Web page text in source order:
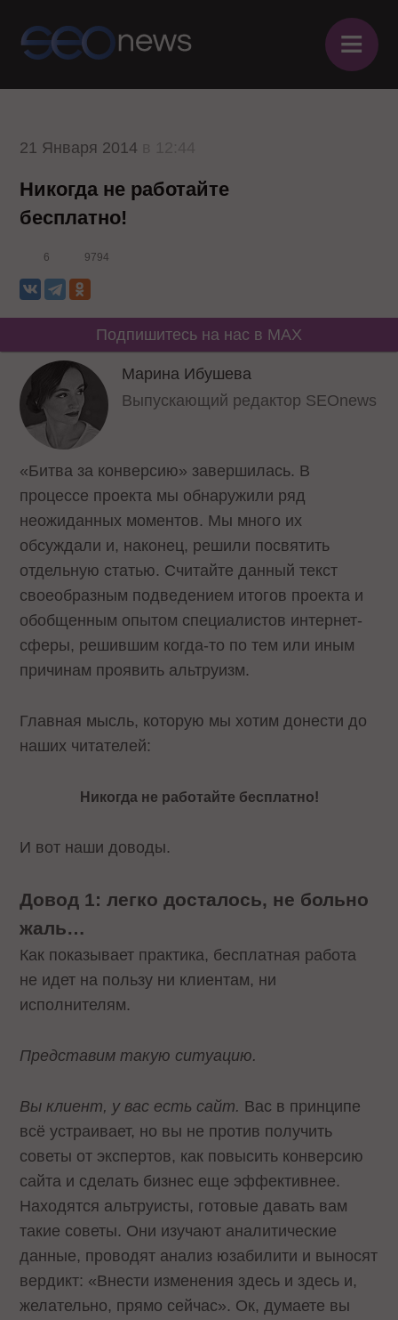
≡
21 Января 2014
Никогда не работайте
бесплатно!
6 9794
Подпишитесь на нас в MAX
Марина Ибушева
Выпускающий редактор SEOnews
«Битва за конверсию» завершилась. В
процессе проекта мы обнаружили ряд
неожиданных моментов. Мы много их
обсуждали и, наконец, решили посвятить
отдельную статью. Считайте данный текст
своеобразным подведением итогов проекта и
обобщенным опытом специалистов интернет-
сферы, решившим когда-то по тем или иным
причинам проявить альтруизм.
Главная мысль, которую мы хотим донести до
наших читателей:
Никогда не работайте бесплатно!
И вот наши доводы.
Довод 1: легко досталось, не больно
жаль…
Как показывает практика, бесплатная работа
не идет на пользу ни клиентам, ни
исполнителям.
Представим такую ситуацию.
Вы клиент, у вас есть сайт. Вас в принципе
всё устраивает, но вы не против получить
советы от экспертов, как повысить конверсию
сайта и сделать бизнес еще эффективнее.
Находятся альтруисты, готовые давать вам
такие советы. Они изучают аналитические
данные, проводят анализ юзабилити и выносят
вердикт: «Внести изменения здесь и здесь и,
желательно, прямо сейчас». Ок, думаете вы